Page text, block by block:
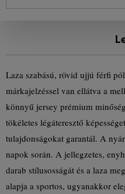
Laza szabású, rövid ujjú férfi
márkajelzéssel van ellátva a
könnyű jersey prémium
tökéletes légáteresztő
tulajdonságokat garantál. A
napok során. A jellegzetes,
darab stílusosságát és a laza
alapja a sportos, ugyanakkor